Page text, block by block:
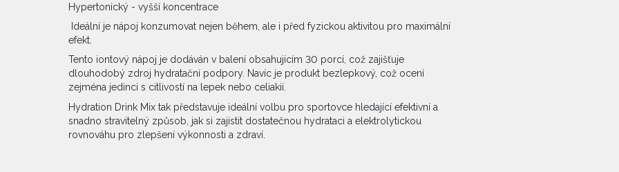
Hypertonický - vyšší koncentrace
Ideální je nápoj konzumovat nejen během, ale i před fyzickou aktivitou pro maximální
efekt.
Tento iontový nápoj je dodáván v balení obsahujícím 30 porcí, což zajišťuje
dlouhodobý zdroj hydratační podpory. Navíc je produkt bezlepkový, což ocení
zejména jedinci s citlivostí na lepek nebo celiakií.
Hydration Drink Mix tak představuje ideální volbu pro sportovce hledající efektivní a
snadno stravitelný způsob, jak si zajistit dostatečnou hydrataci a elektrolytickou
rovnováhu pro zlepšení výkonnosti a zdraví.